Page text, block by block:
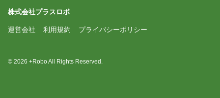
株式会社プラスロボ
運営会社 利用規約 プライバシーポリシー
© 2026 +Robo All Rights Reserved.